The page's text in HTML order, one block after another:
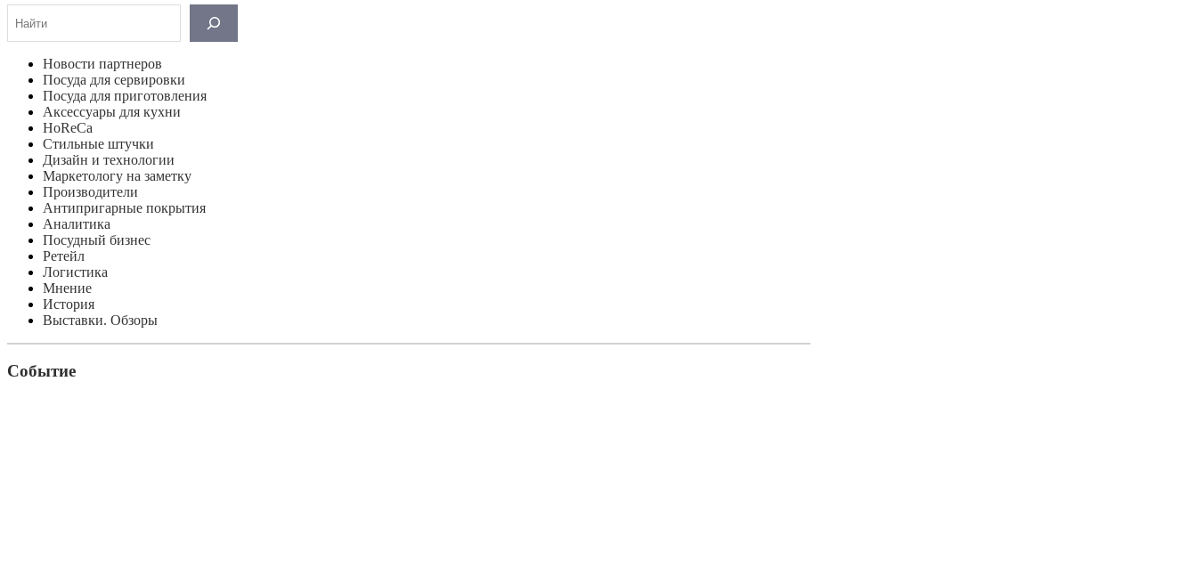
Новости партнеров
Посуда для сервировки
Посуда для приготовления
Аксессуары для кухни
HoReCa
Стильные штучки
Дизайн и технологии
Маркетологу на заметку
Производители
Антипригарные покрытия
Аналитика
Посудный бизнес
Ретейл
Логистика
Мнение
История
Выставки. Обзоры
Событие